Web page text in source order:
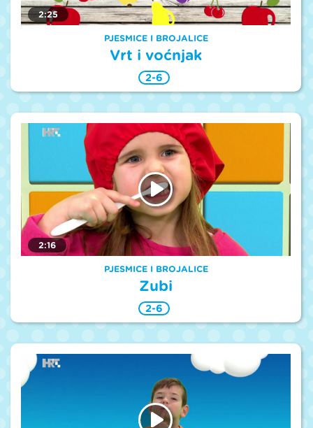
2:25
PJESMICE I BROJALICE
Vrt i voćnjak
2-6
2:16
PJESMICE I BROJALICE
Zubi
2-6